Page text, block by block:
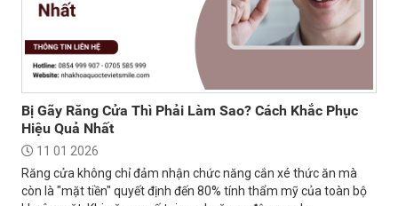
Bị Gãy Răng Cửa Thì Phải Làm Sao? Cách Khắc Phục
Hiệu Quả Nhất
11 01 2026
Răng cửa không chỉ đảm nhận chức năng cắn xé thức ăn mà
còn là "mặt tiền" quyết định đến 80% tính thẩm mỹ của toàn bộ